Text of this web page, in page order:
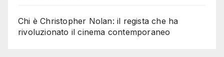
Chi è Christopher Nolan: il regista che ha
rivoluzionato il cinema contemporaneo